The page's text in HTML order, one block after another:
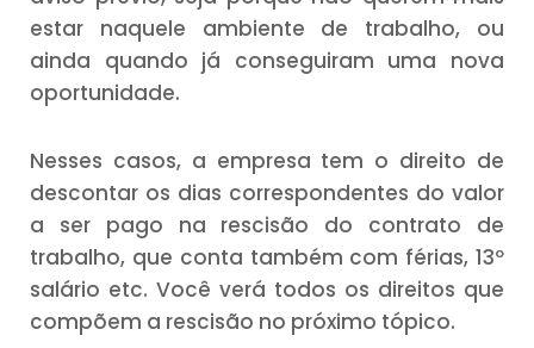
estar naquele ambiente de trabalho, ou
ainda quando já conseguiram uma nova
oportunidade.
Nesses casos, a empresa tem o direito de
descontar os dias correspondentes do valor
a ser pago na rescisão do contrato de
trabalho, que conta também com férias, 13º
salário etc. Você verá todos os direitos que
compõem a rescisão no próximo tópico.